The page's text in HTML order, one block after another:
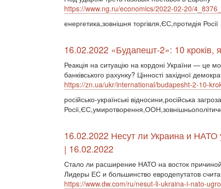
https://www.ng.ru/economics/2022-02-20/
енергетика,зовнішня торгівля,ЄС,протидія Росії
16.02.2022 «Будапешт-2»: 10 кроків,
Реакція на ситуацію на кордоні України — це
банківського рахунку? Цінності західної
https://zn.ua/ukr/international/budapesht-2-10-
російсько-українські відносини,російська
16.02.2022 Несут ли Украина и
| 16.02.2022
Стало ли расширение НАТО на восток
Лидеры ЕС и большинство евродепутатов
https://www.dw.com/ru/nesut-li-ukraina-i-nato-